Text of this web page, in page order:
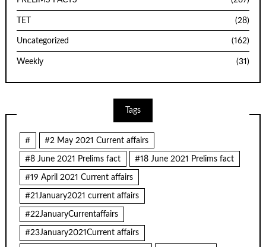
TET (28)
Uncategorized (162)
Weekly (31)
Tags
# #2 May 2021 Current affairs
#8 June 2021 Prelims fact #18 June 2021 Prelims fact
#19 April 2021 Current affairs
#21January2021 current affairs
#22JanuaryCurrentaffairs
#23January2021Current affairs